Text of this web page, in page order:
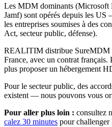
Les MDM dominants (Microsoft
Jamf) sont opérés depuis les
les entreprises soumises à des
Act, secteur public, défense).
REALITIM distribue SureMDM
France, avec un contrat français.
plus proposer un hébergement
Pour le secteur public, des
existent — nous pouvons vous
Pour aller plus loin : consultez
calez 30 minutes pour challenger